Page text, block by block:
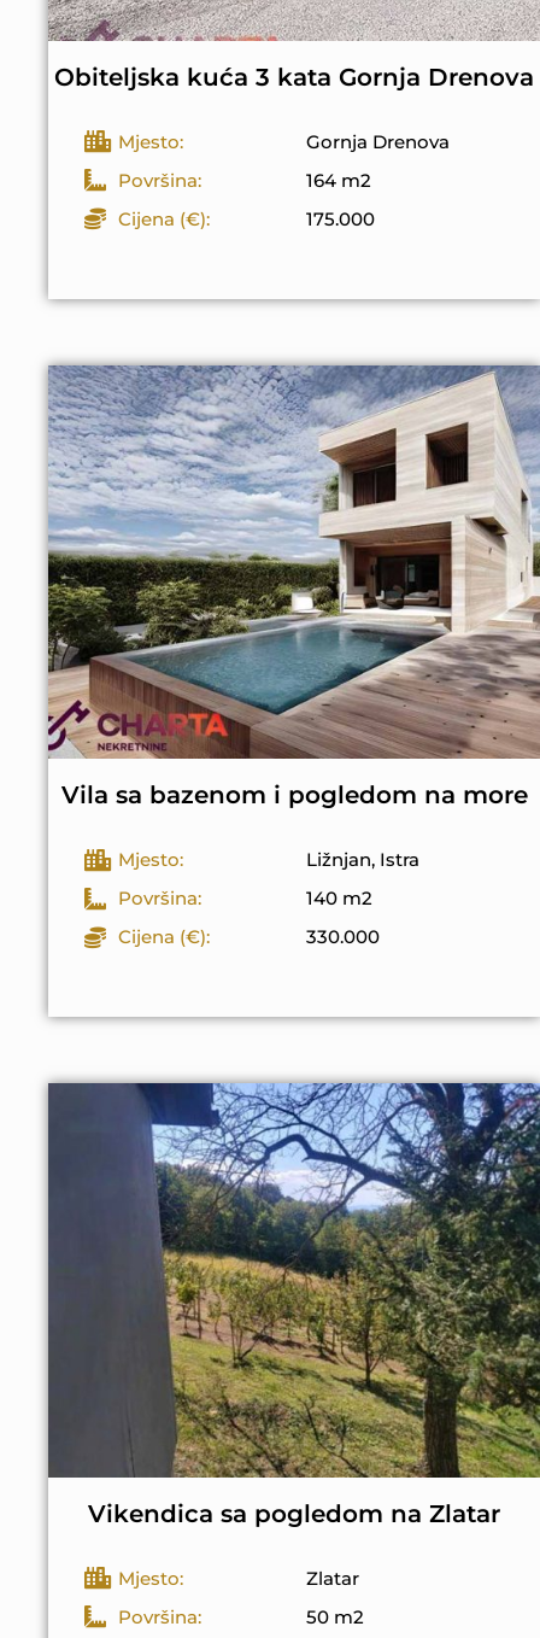
Obiteljska kuća 3 kata Gornja Drenova
Mjesto:
Gornja Drenova
Površina:
164 m2
Cijena (€):
175.000
Vila sa bazenom i pogledom na more
Mjesto:
Ližnjan, Istra
Površina:
140 m2
Cijena (€):
330.000
Vikendica sa pogledom na Zlatar
Mjesto:
Zlatar
Površina:
50 m2